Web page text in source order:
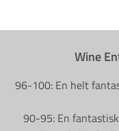
Wine
96-100: En helt
90-95: En